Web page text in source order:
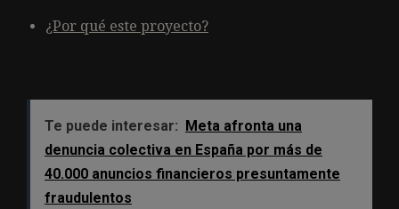
¿Por qué este proyecto?
Te puede interesar:
Meta afronta una
denuncia colectiva en España por más de
40.000 anuncios financieros presuntamente
fraudulentos